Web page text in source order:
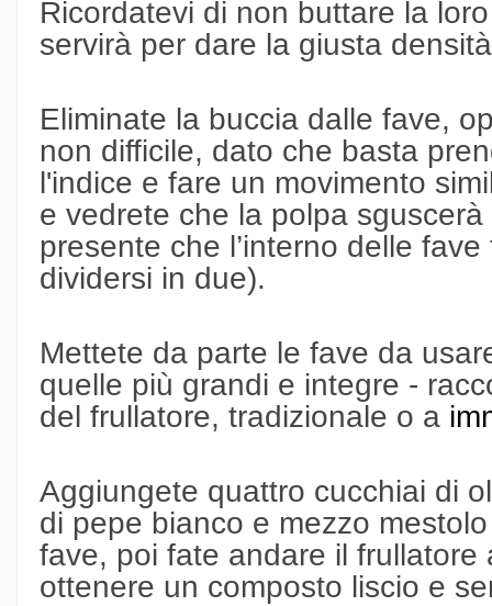
Ricordatevi di non buttare la
servirà per dare la giusta
Eliminate la buccia dalle fave,
non difficile, dato che basta
l'indice e fare un movimento
e vedrete che la polpa
presente che l’interno delle
dividersi in due).
Mettete da parte le fave da
quelle più grandi e integre -
del frullatore, tradizionale o a
Aggiungete quattro cucchiai di
di pepe bianco e mezzo
fave, poi fate andare il
ottenere un composto liscio e